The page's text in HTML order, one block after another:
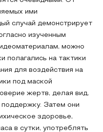
ими
случай демонстрирует
изученным
можно
полагались на тактики
для воздействия на
под маской
жертв, делая вид,
Затем они
здоровье,
в сутки, употреблять